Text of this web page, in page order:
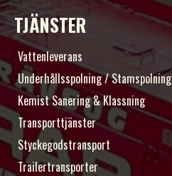
TJÄNSTER
Vattenleverans
Underhållsspolning / Stamspolning
Kemist Sanering & Klassning
Transporttjänster
Styckegodstransport
Trailertransporter